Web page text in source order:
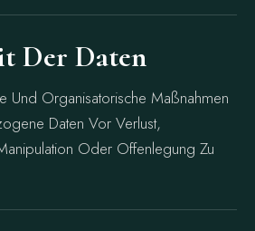
Der Daten
Und Organisatorische Maßnahmen
Daten Vor Verlust,
Oder Offenlegung Zu